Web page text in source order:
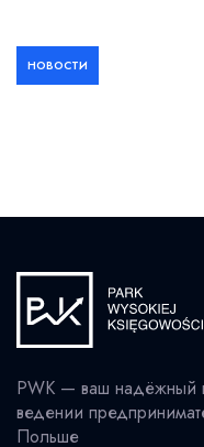
НОВОСТИ
PWK — ваш надёжный
ведении
Польше